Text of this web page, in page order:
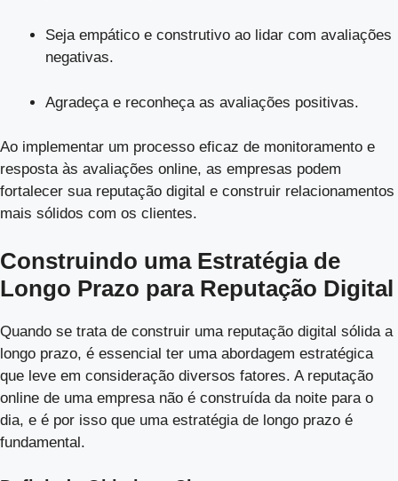
Seja empático e construtivo ao lidar com avaliações
negativas.
Agradeça e reconheça as avaliações positivas.
Ao implementar um processo eficaz de monitoramento e
resposta às avaliações online, as empresas podem
fortalecer sua reputação digital e construir relacionamentos
mais sólidos com os clientes.
Construindo uma Estratégia de
Longo Prazo para Reputação Digital
Quando se trata de construir uma reputação digital sólida a
longo prazo, é essencial ter uma abordagem estratégica
que leve em consideração diversos fatores. A reputação
online de uma empresa não é construída da noite para o
dia, e é por isso que uma estratégia de longo prazo é
fundamental.